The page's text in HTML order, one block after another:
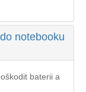
notebooku
baterii a